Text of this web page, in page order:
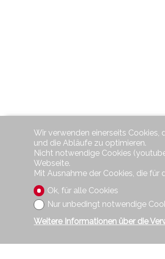
Wir verwenden einerseits
und die Abläufe zu optimieren.
Nicht notwendige Cookies
Webseite.
Mit Ausnahme der Cookies, die für
Ok, für alle Cookies
Nur unbedingt notwendige
Weitere Informationen über die